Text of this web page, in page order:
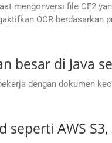
mengonversi file CF2
OCR berdasarkan
besar di Java
dengan dokumen
AWS S3,